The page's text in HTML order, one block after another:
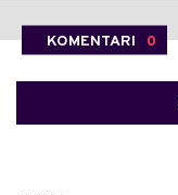
KOMENTARI 0